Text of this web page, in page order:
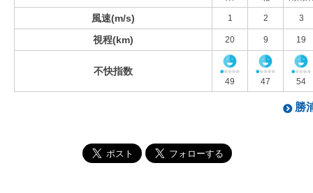
風速(m/s) 1 2 3
視程(km) 20 9 19
不快指数
49 47 54
勝